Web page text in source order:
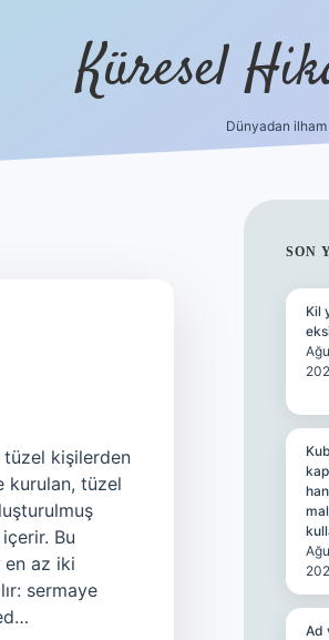
Küresel
Dünyadan
tüzel kişilerden
kurulan, tüzel
Bu
en az iki
sermaye
SON
Kil
Ad